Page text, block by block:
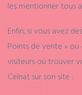
les mentionner tous
Enfin, si vous avez
Points de vente » ou
visiteurs où trouver
Celnat sur son site :